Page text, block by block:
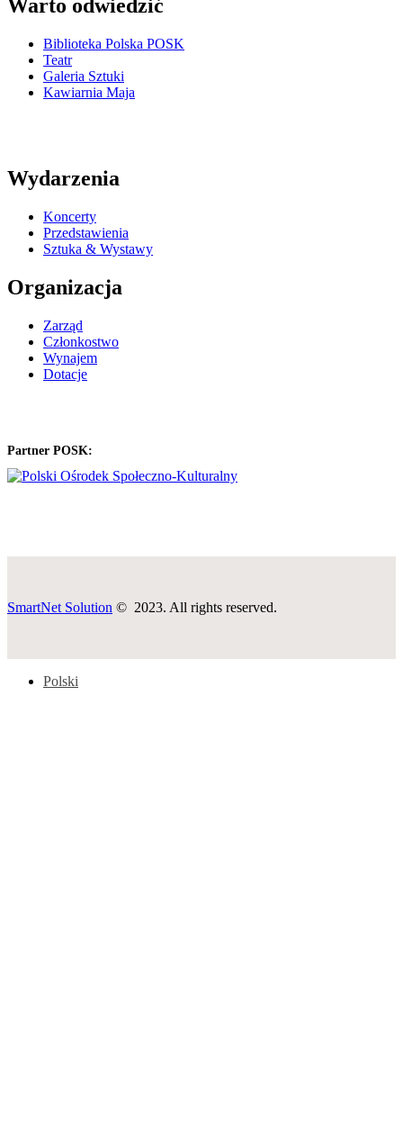
Warto odwiedzić
Biblioteka Polska POSK
Teatr
Galeria Sztuki
Kawiarnia Maja
Wydarzenia
Koncerty
Przedstawienia
Sztuka & Wystawy
Organizacja
Zarząd
Członkostwo
Wynajem
Dotacje
Partner POSK:
SmartNet Solution © 2023. All rights reserved.
Polski